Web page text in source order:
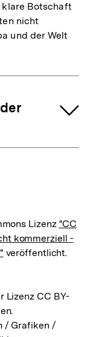
klare Botschaft
nicht
und der Welt
Lizenz "CC
kommerziell -
veröffentlicht.
Lizenz CC BY-
/ Grafiken /